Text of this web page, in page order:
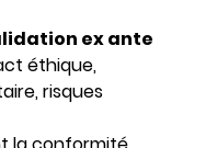
ex ante
éthique,
risques